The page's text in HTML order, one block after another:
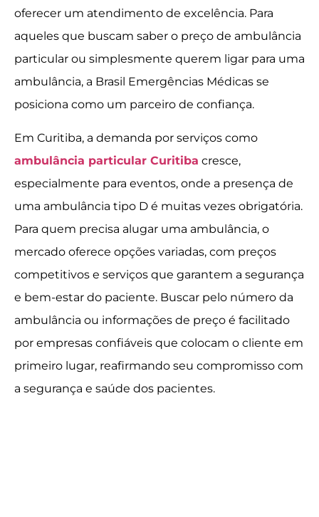
oferecer um atendimento de excelência. Para
aqueles que buscam saber o preço de ambulância
particular ou simplesmente querem ligar para uma
ambulância, a Brasil Emergências Médicas se
posiciona como um parceiro de confiança.
Em Curitiba, a demanda por serviços como
ambulância particular Curitiba cresce,
especialmente para eventos, onde a presença de
uma ambulância tipo D é muitas vezes obrigatória.
Para quem precisa alugar uma ambulância, o
mercado oferece opções variadas, com preços
competitivos e serviços que garantem a segurança
e bem-estar do paciente. Buscar pelo número da
ambulância ou informações de preço é facilitado
por empresas confiáveis que colocam o cliente em
primeiro lugar, reafirmando seu compromisso com
a segurança e saúde dos pacientes.